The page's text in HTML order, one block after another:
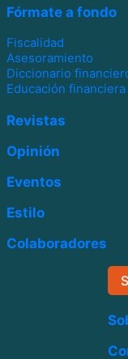
Fórmate a fondo
Fiscalidad
Asesoramiento
Diccionario
Educación financiera
Revistas
Opinión
Eventos
Estilo
Colaboradores